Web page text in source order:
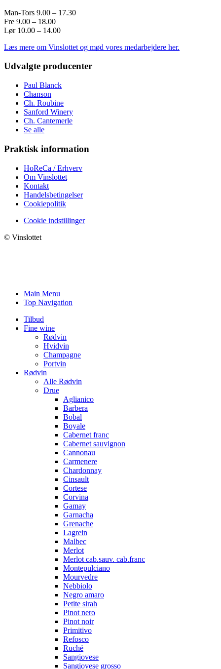
Man-Tors 9.00 – 17.30
Fre 9.00 – 18.00
Lør 10.00 – 14.00
Læs mere om Vinslottet og mød vores medarbejdere her.
Udvalgte producenter
Paul Blanck
Chanson
Ch. Roubine
Sanford Winery
Ch. Cantemerle
Se alle
Praktisk information
HoReCa / Erhverv
Om Vinslottet
Kontakt
Handelsbetingelser
Cookiepolitik
Cookie indstillinger
© Vinslottet
Main Menu
Top Navigation
Tilbud
Fine wine
Rødvin
Hvidvin
Champagne
Portvin
Rødvin
Alle Rødvin
Drue
Aglianico
Barbera
Bobal
Boyale
Cabernet franc
Cabernet sauvignon
Cannonau
Carmenere
Chardonnay
Cinsault
Cortese
Corvina
Gamay
Garnacha
Grenache
Lagrein
Malbec
Merlot
Merlot cab.sauv. cab.franc
Montepulciano
Mourvedre
Nebbiolo
Negro amaro
Petite sirah
Pinot nero
Pinot noir
Primitivo
Refosco
Ruché
Sangiovese
Sangiovese grosso